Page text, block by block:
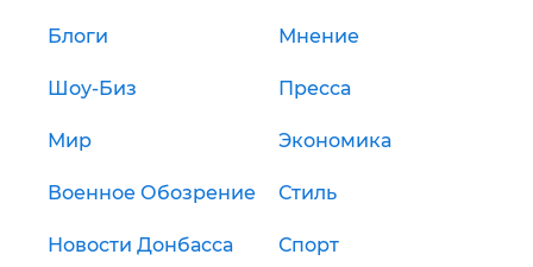
Блоги Мнение
Шоу-Биз Пресса
Мир Экономика
Военное Обозрение Стиль
Новости Донбасса Спорт